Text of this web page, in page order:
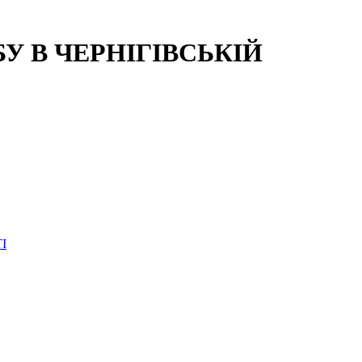
ЧЕРНІГІВСЬКІЙ